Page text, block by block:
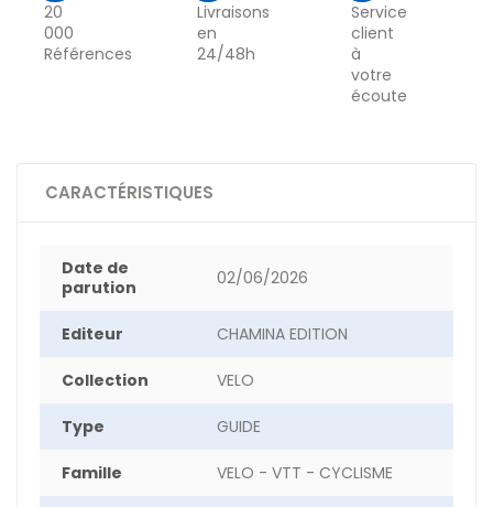
20
000
Références
Livraisons
en
24/48h
Service
client
à
votre
écoute
CARACTÉRISTIQUES
Date de
parution
02/06/2026
Editeur CHAMINA EDITION
Collection VELO
Type GUIDE
Famille VELO - VTT - CYCLISME